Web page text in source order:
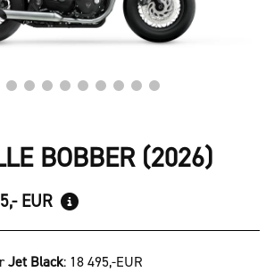
BOBBER (2026)
EUR
Jet Black: 18 495,-EUR